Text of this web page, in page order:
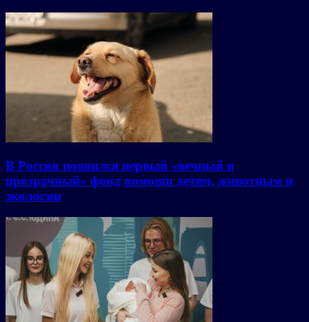
В России появился первый «вечный и
прозрачный» фонд помощи детям, животным и
экологии